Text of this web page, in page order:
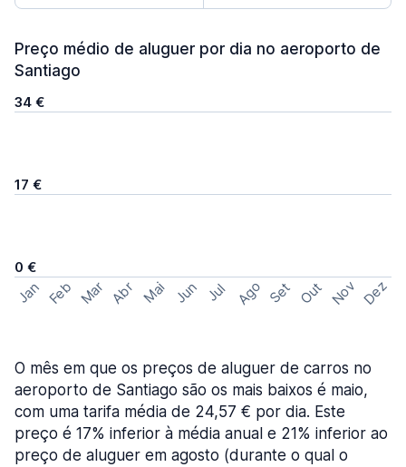
Preço médio de aluguer por dia no aeroporto de
Santiago
34 €
17 €
0 €
Jan Feb Mar Abr Mai Jun Jul Ago Set Out Nov Dez
O mês em que os preços de aluguer de carros no
aeroporto de Santiago são os mais baixos é maio,
com uma tarifa média de 24,57 € por dia. Este
preço é 17% inferior à média anual e 21% inferior ao
preço de aluguer em agosto (durante o qual o